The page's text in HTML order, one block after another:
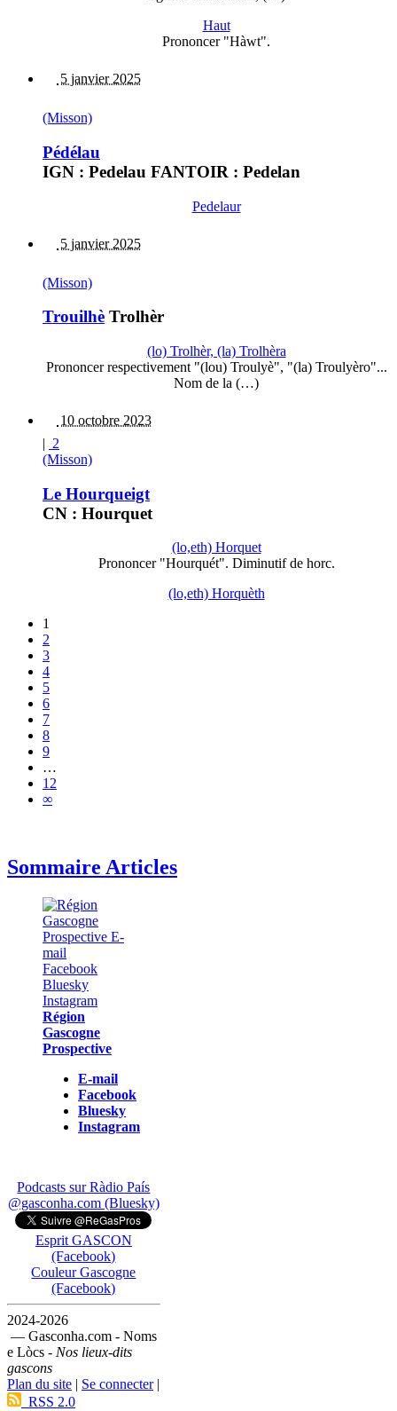
Haut
Prononcer "Hàwt".
5 janvier 2025
(Misson)
Pédélau
IGN : Pedelau FANTOIR : Pedelan
Pedelaur
5 janvier 2025
(Misson)
Trouilhè Trolhèr
(lo) Trolhèr, (la) Trolhèra
Prononcer respectivement "(lou) Troulyè", "(la) Troulyèro"...
Nom de la (…)
10 octobre 2023
| 2
(Misson)
Le Hourqueigt
CN : Hourquet
(lo,eth) Horquet
Prononcer "Hourquét". Diminutif de horc.
(lo,eth) Horquèth
1
2
3
4
5
6
7
8
9
…
12
∞
Sommaire Articles
Région
Gascogne
Prospective
E-mail
Facebook
Bluesky
Instagram
Podcasts sur Ràdio País
@gasconha.com (Bluesky)
Esprit GASCON
(Facebook)
Couleur Gascogne
(Facebook)
2024-2026
— Gasconha.com - Noms
e Lòcs - Nos lieux-dits
gascons
Plan du site | Se connecter|
RSS 2.0